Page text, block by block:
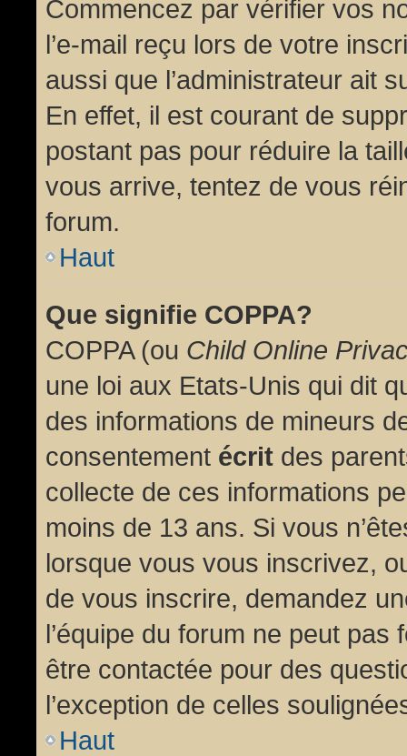
Commencez par vérifier vos
l’e-mail reçu lors de votre
aussi que l’administrateur ait
En effet, il est courant de
postant pas pour réduire la
vous arrive, tentez de vous
forum.
Haut
Que signifie COPPA?
COPPA (ou Child Online
une loi aux Etats-Unis qui dit
des informations de mineurs
consentement écrit des
collecte de ces informations
moins de 13 ans. Si vous
lorsque vous vous inscrivez,
de vous inscrire, demandez
l’équipe du forum ne peut
être contactée pour des
l’exception de celles
Haut